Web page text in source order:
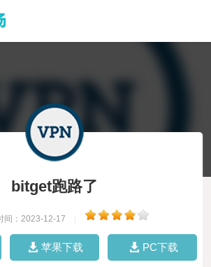
bitget跑路了
间：2023-12-17
苹果下载 PC下载